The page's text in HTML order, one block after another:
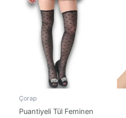
Çorap
Puantiyeli Tül Feminen